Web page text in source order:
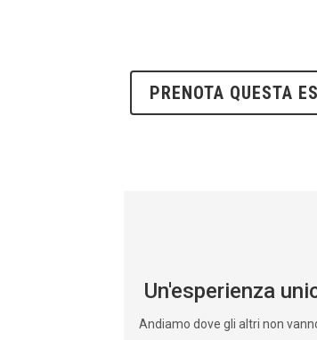
PRENOTA QUESTA
Un'esperienza
Andiamo dove gli altri non